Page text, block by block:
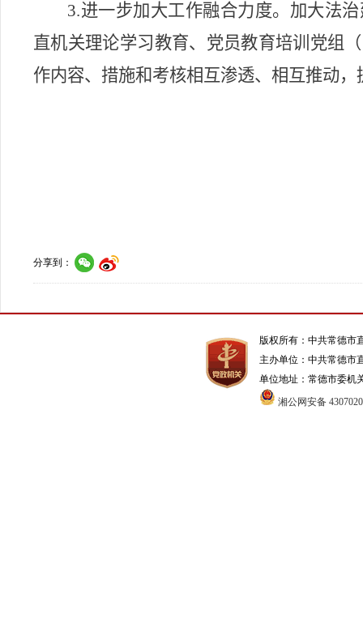
3.进一步加大工作融合力度。 加大法
直机关理论学习教育、党员教育培训 党组
作内容、措施和考核相互渗透、相互推动
分享到：
版权所有：中共常德市
主办单位：中共常德市
单位地址：常德市委机
湘公网安备